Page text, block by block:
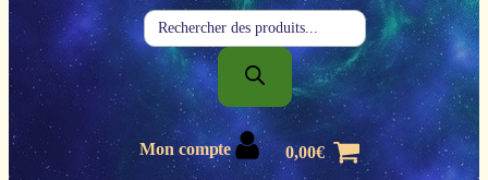
Recherche
de
produits
Mon compte 0,00€